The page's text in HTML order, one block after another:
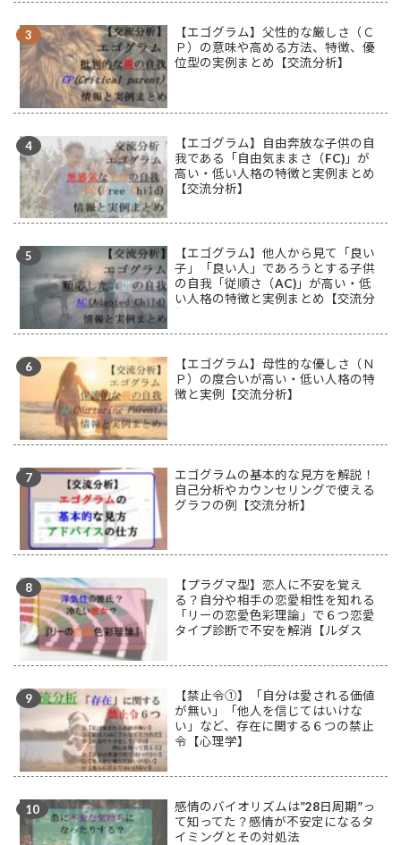
【エゴグラム】父性的な厳しさ（Ｃ
Ｐ）の意味や高める方法、特徴、優
位型の実例まとめ【交流分析】
【エゴグラム】自由奔放な子供の自
我である「自由気ままさ（FC)」が
高い・低い人格の特徴と実例まとめ
【交流分析】
【エゴグラム】他人から見て「良い
子」「良い人」であろうとする子供
の自我「従順さ（AC)」が高い・低
い人格の特徴と実例まとめ【交流分
【エゴグラム】母性的な優しさ（Ｎ
Ｐ）の度合いが高い・低い人格の特
徴と実例【交流分析】
エゴグラムの基本的な見方を解説！
自己分析やカウンセリングで使える
グラフの例【交流分析】
【プラグマ型】恋人に不安を覚え
る？自分や相手の恋愛相性を知れる
「リーの恋愛色彩理論」で６つ恋愛
タイプ診断で不安を解消【ルダス
【禁止令①】「自分は愛される価値
が無い」「他人を信じてはいけな
い」など、存在に関する６つの禁止
令【心理学】
感情のバイオリズムは”28日周期”っ
て知ってた？感情が不安定になるタ
イミングとその対処法